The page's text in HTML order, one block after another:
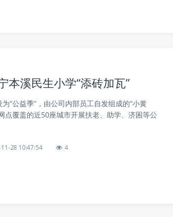
本溪民生小学“添砖加瓦”
“公益季”，由公司内部员工自发组成的“小黄
点覆盖的近50座城市开展扶老、助学、济困等公
28 10:47:54 4